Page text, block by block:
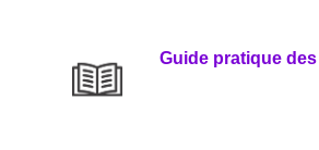
Guide pratique